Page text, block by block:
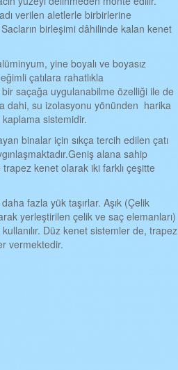
verilen aletlerle birbirlerine
birleşimi dâhilinde kalan kenet
yine boyalı ve boyasız
çatılara rahatlıkla
saçağa uygulanabilme özelliği ile de
dahi, su izolasyonu yönünden harika
sistemidir.
binalar için sıkça tercih edilen çatı
alana sahip
kenet olarak iki farklı çeşitte
fazla yük taşırlar. Aşık (Çelik
yerleştirilen çelik ve saç elemanları)
Düz kenet sistemler de, trapez
vermektedir.